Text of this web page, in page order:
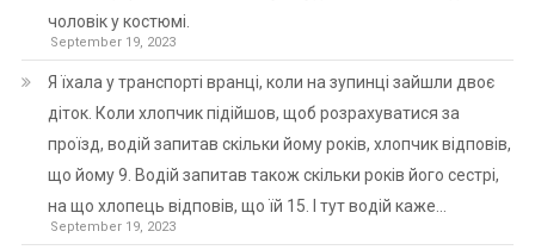
чоловік у костюмі.
September 19, 2023
Я їхала у транспорті вранці, коли на зупинці зайшли двоє
діток. Коли хлопчик підійшов, щоб розрахуватися за
проїзд, водій запитав скільки йому років, хлопчик відповів,
що йому 9. Водій запитав також скільки років його сестрі,
на що хлопець відповів, що їй 15. І тут водій каже…
September 19, 2023